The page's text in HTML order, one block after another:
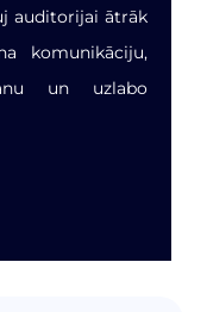
auditorijai ātrāk
komunikāciju,
un uzlabo